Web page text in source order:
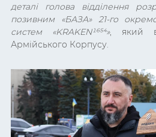
деталі голова відділення
позивним «БАЗА» 21-го
систем «KRAKEN¹⁶⁵⁴», який
Армійського Корпусу.